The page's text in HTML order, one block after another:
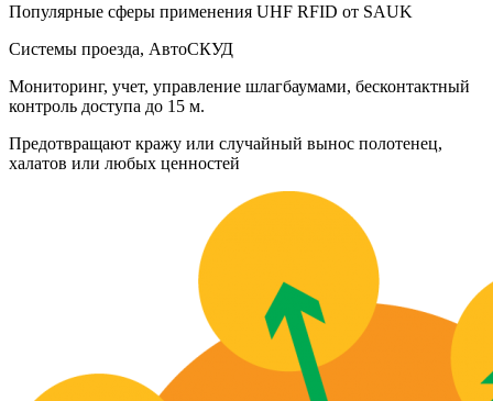
Популярные сферы применения UHF RFID от SAUK
Системы проезда, АвтоСКУД
Мониторинг, учет, управление шлагбаумами, бесконтактный
контроль доступа до 15 м.
Предотвращают кражу или случайный вынос полотенец,
халатов или любых ценностей